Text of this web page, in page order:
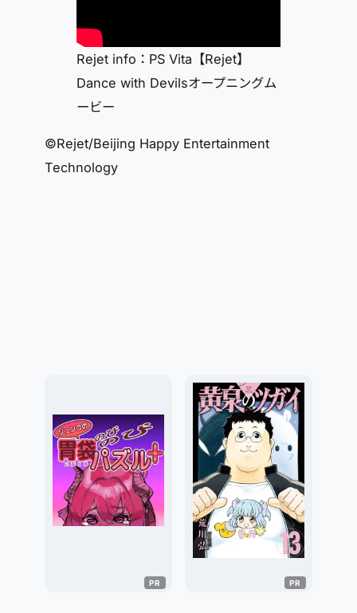
Rejet info：PS Vita【Rejet】
Dance with Devilsオープニングム
ービー
©Rejet/Beijing Happy Entertainment
Technology